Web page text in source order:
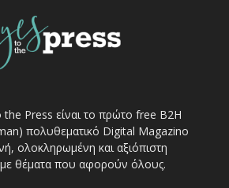
the Press είναι το πρώτο free Β2Η
πολυθεματικό Digital Magazino
ολοκληρωμένη και αξιόπιστη
θέματα που αφορούν όλους.